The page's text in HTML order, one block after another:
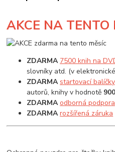
AKCE NA TENTO
ZDARMA 7500 knih na
slovníky atd. (v
ZDARMA startovací balíčky
autorů, knihy v hodnotě
ZDARMA odborná podpora
ZDARMA rozšířená záruka